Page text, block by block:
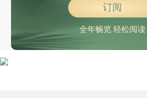
订阅
全年畅览 轻松阅读